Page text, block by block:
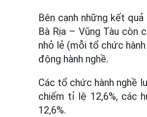
Bên cạnh những kết
Bà Rịa – Vũng Tàu còn
nhỏ lẻ (mỗi tổ chức
động hành nghề.
Các tổ chức hành nghề
chiếm tỉ lệ 12,6%, các
12,6%.